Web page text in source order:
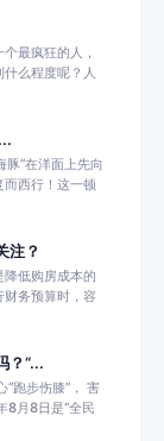
最疯狂的人，
么程度呢？人
”在洋面上先向
西行！这一顿
注？
低购房成本的
务预算时，容
？“...
“跑步伤膝”， 害
8月8日是“全民